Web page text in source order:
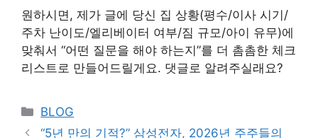
원하시면, 제가 글에 당신 집 상황(평수/이사 시기/
주차 난이도/엘리베이터 여부/짐 규모/아이 유무)에
맞춰서 “어떤 질문을 해야 하는지”를 더 촘촘한 체크
리스트로 만들어드릴게요. 댓글로 알려주실래요?
Categories
BLOG
“5년 만의 기적?” 삼성전자, 2026년 주주들의